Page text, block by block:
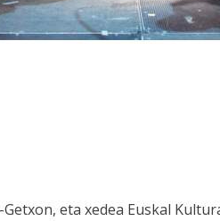
eta xedea Euskal